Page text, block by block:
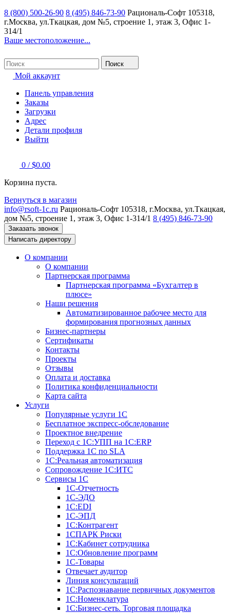
8 (800) 500-26-90 8 (495) 846-73-90 Рациональ-Софт 105318,
г.Москва, ул.Ткацкая, дом №5, строение 1, этаж 3, Офис 1-
314/1
Ваше местоположение...
Поиск
Мой аккаунт
Панель управления
Заказы
Загрузки
Адрес
Детали профиля
Выйти
0 / $0.00
Корзина пуста.
Вернуться в магазин
info@rsoft-1c.ru Рациональ-Софт 105318, г.Москва, ул.Ткацкая,
дом №5, строение 1, этаж 3, Офис 1-314/1 8 (495) 846-73-90
Заказать звонок
Написать директору
О компании
О компании
Партнерская программа
Партнерская программа «Бухгалтер в
плюсе»
Наши решения
Автоматизированное рабочее место для
формирования прогнозных данных
Бизнес-партнеры
Сертификаты
Контакты
Проекты
Отзывы
Оплата и доставка
Политика конфиденциальности
Карта сайта
Услуги
Популярные услуги 1С
Бесплатное экспресс-обследование
Проектное внедрение
Переход с 1С:УПП на 1C:ERP
Поддержка 1С по SLA
1С:Реальная автоматизация
Сопровождение 1С:ИТС
Сервисы 1С
1С-Отчетность
1С-ЭДО
1С:EDI
1С-ЭПД
1С:Контрагент
1СПАРК Риски
1С:Кабинет сотрудника
1С:Обновление программ
1С-Товары
Отвечает аудитор
Линия консультаций
1С:Распознавание первичных документов
1С:Номенклатура
1С:Бизнес-сеть. Торговая площадка